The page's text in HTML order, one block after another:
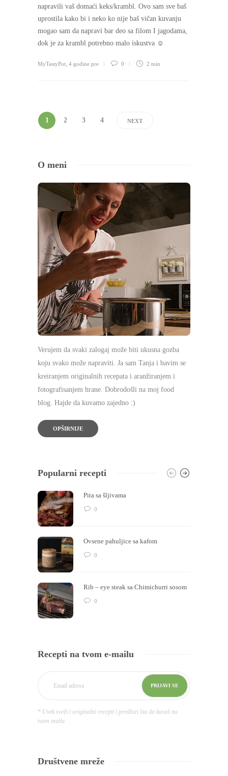
napravili vaš domaći keks/krambl. Ovo sam sve baš
uprostila kako bi i neko ko nije baš vičan kuvanju
mogao sam da napravi bar deo sa filom I jagodama,
dok je za krambl potrebno malo iskustva ☺
MyTastyPot, 4 godine pre 0 2 min
1 2 3 4 NEXT
O meni
Verujem da svaki zalogaj može biti ukusna gozba
koju svako može napraviti. Ja sam Tanja i bavim se
kreiranjem originalnih recepata i aranžiranjem i
fotografisanjem hrane. Dobrodošli na moj food
blog. Hajde da kuvamo zajedno :)
OPŠIRNIJE
Popularni recepti
Pita sa šljivama
0
Ovsene pahuljice sa kafom
0
Rib – eye steak sa Chimichurri sosom
0
Recepti na tvom e-mailu
* Uvek sveži i originalni recepti i predlozi šta da kuvaš na
tvom mailu
Društvene mreže